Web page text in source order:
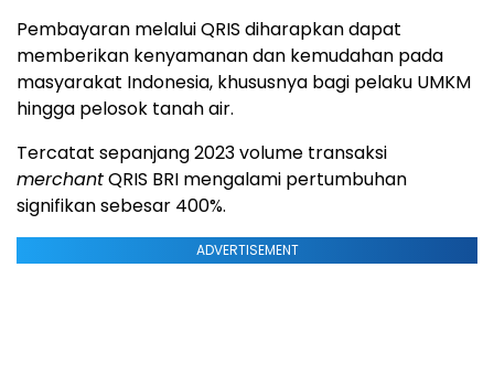
Pembayaran melalui QRIS diharapkan dapat
memberikan kenyamanan dan kemudahan pada
masyarakat Indonesia, khususnya bagi pelaku UMKM
hingga pelosok tanah air.
Tercatat sepanjang 2023 volume transaksi
merchantQRIS BRI mengalami pertumbuhan
signifikan sebesar 400%.
ADVERTISEMENT